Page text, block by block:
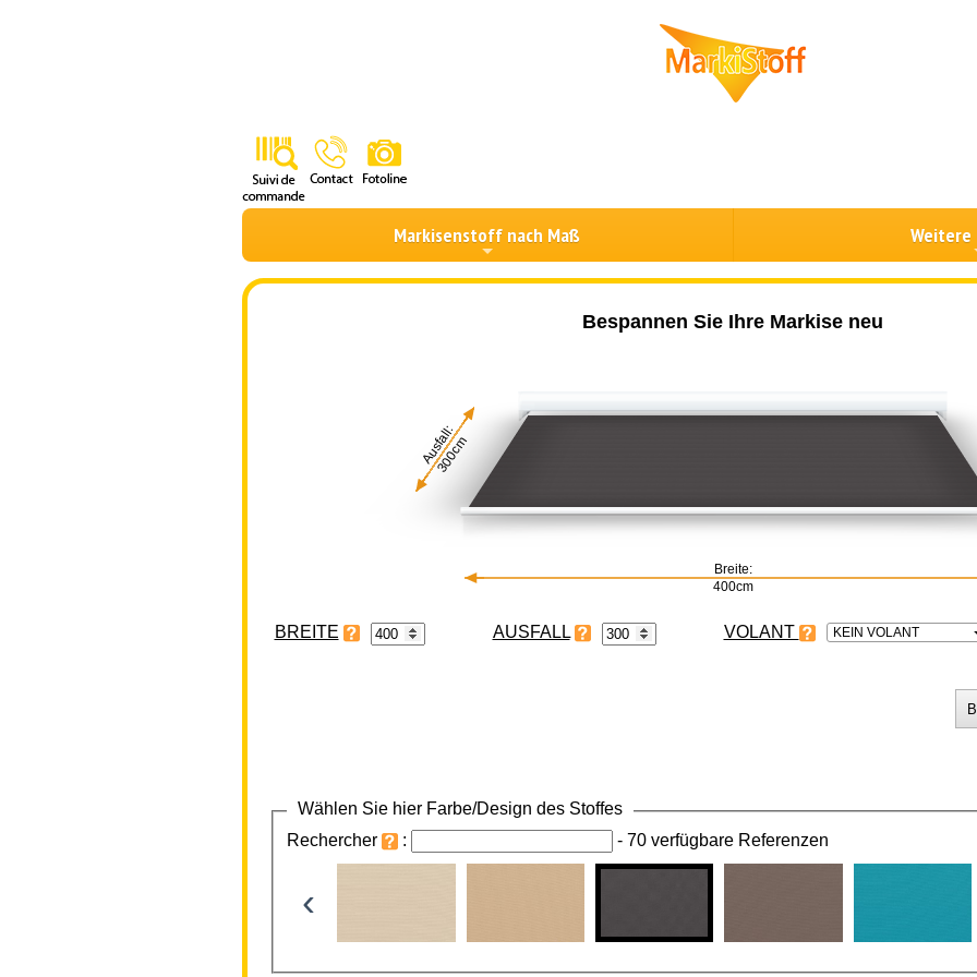
Markisenstoff nach Maß Weitere
Bespannen Sie Ihre Markise neu
Breite:
400cm
Ausfall:
300cm
BREITE VOLANT KEIN VOLANT
Wählen Sie hier Farbe/Design des Stoffes
Rechercher
: - 70 verfügbare Referenzen
‹